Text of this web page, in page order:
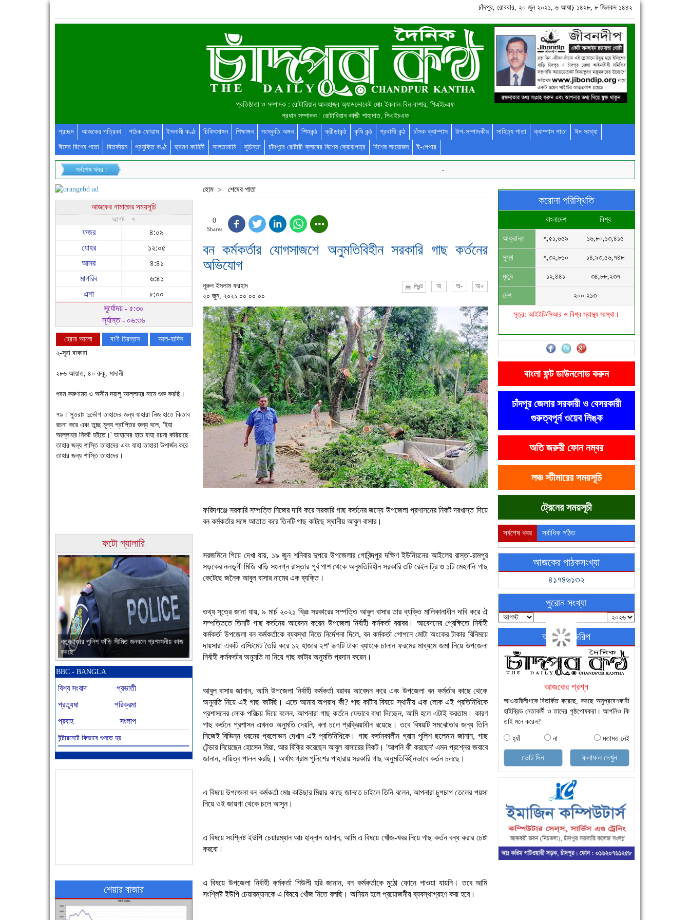
চাঁদপুর, রোববার, ২০ জুন ২০২১, ৬ আষাঢ় ১৪২৮, ৮ জিলকদ ১৪৪২
প্রতিষ্ঠাতা ও সম্পাদক : রোটারিয়ান আলহাজ্ব অ্যাডভোকেট মোঃ ইকবাল-বিন-বাশার, পিএইচএফ
প্রধান সম্পাদক : রোটারিয়ান কাজী শাহাদাত, পিএইচএফ
প্রচ্ছদ আজকের পত্রিকা পাঠক ফোরাম ইসলামী কণ্ঠ চিকিৎসাঙ্গন শিক্ষাঙ্গন সংস্কৃতি অঙ্গন শিশুকন্ঠ ক্রীড়াকন্ঠ কৃষি কন্ঠ প্রবাসী কন্ঠ চাঁসক ক্যাম্পাস উপ-সম্পাদকীয় সাহিত্য পাতা ক্যাম্পাস পাতা
ঈদ সংখ্যা
ঈদের বিশেষ পাতা
বিতর্কায়ন প্রযুক্তি কণ্ঠ ভ্রমণ কাহিনী সালতামামি সুচিন্তা চাঁদপুরে রোটারী ক্লাবের বিশেষ ক্রোড়পত্র বিশেষ আয়োজন ই-পেপার
সর্বশেষ খবর :
আজকের নামাজের সময়সূচি
আগষ্ট - ৭
ফজর
৪:০৯
যোহর
১২:০৫
আসর
৪:৪১
মাগরিব
৬:৪১
এশা
৮:০০
সূর্যোদয় - ৫:৩০
সূর্যাস্ত - ০৬:৩৬
হেরার আলো বাণী চিরন্তন
আল-হাদিস
২-সূরা বাকারা
২৮৬ আয়াত, ৪০ রুকু, মাদানী
পরম করুণাময় ও অসীম দয়ালু আল্লাহর নামে শুরু করছি।
৭৯। সুতরাং দুর্ভোগ তাহাদের জন্য যাহারা নিজ হাতে কিতাব
রচনা করে এবং তুচ্ছ মূল্য প্রাপ্তির জন্য বলে, 'ইহা
আল্লাহর নিকট হইতে।' তাহাদের হাত যাহা রচনা করিয়াছে
তাহার জন্য শাস্তি তাহাদের এবং যাহা তাহারা উপার্জন করে
তাহার জন্য শাস্তি তাহাদের।
ফটো গ্যালারি
চাঁদপুরে উই-এর প্রথম নানা ধরনের পণ্যের সমারোহ
চাঁদপুরের মানুষ তাদের পুরোটা দিয়ে আমাকে আপন করে
নতুনবাজার পুলিশ ফাঁড়ি সীমিত জনবলে প্রশংসনীয় কাজ
করছে
আজ বিশিষ্ট শিক্ষাবিদ এ.টি. আহমেদ হোসাইন রুশদীর
৪৬তম মৃত্যুবার্ষিকী
BBC - BANGLA
বিশ্ব সংবাদ
প্রভাতী
প্রত্যুষা
পরিক্রমা
প্রবাহ
সংলাপ
ইন্টারনেটে কিভাবে শুনতে হয়
শেয়ার বাজার
হোম > শেষের পাতা
0
Shares
বন কর্মকর্তার যোগসাজশে অনুমতিবিহীন সরকারি গাছ কর্তনের
অভিযোগ
নূরুল ইসলাম ফরহাদ
২০ জুন, ২০২১ ০০:০০:০০
প্রিন্ট অ অ- অ+
ফরিদগঞ্জে সরকারি সম্পত্তি নিজের দাবি করে সরকারি গাছ কর্তনের জন্যে উপজেলা প্রশাসনের নিকট দরখাস্ত দিয়ে
বন কর্মকর্তার সঙ্গে আতাত করে তিনটি গাছ কাটছে স্থানীয় আবুল বাসার।
সরজমিনে গিয়ে দেখা যায়, ১৯ জুন শনিবার দুপরে উপজেলার গোবিন্দপুর দক্ষিণ ইউনিয়নের আইলের রাস্তা-রামপুর
সড়কের নলডুগী মিজি বাড়ি সংলগ্ন রাস্তার পূর্ব পাশ থেকে অনুমতিবিহীন সরকারি ৩টি রেইন ট্রি ও ১টি মেহগনি গাছ
কেটেছে জনৈক আবুল বাসার নামের এক ব্যক্তি।
তথ্য সূত্রে জানা যায়, ৯ মার্চ ২০২১ খ্রিঃ সরকারের সম্পত্তি আবুল বাসার তার ব্যক্তি মালিকানাধীন দাবি করে ঐ
সম্পত্তিতে তিনটি গাছ কর্তনের আবেদন করেন উপজেলা নির্বাহী কর্মকর্তা বরাবর। আবেদনের প্রেক্ষিতে নির্বাহী
কর্মকর্তা উপজেলা বন কর্মকর্তাকে ব্যবস্থা নিতে নির্দেশনা দিলে, বন কর্মকর্তা গোপনে মোটা অংকের টাকার বিনিময়ে
দায়সারা একটি এস্টিমেট তৈরি করে ১২ হাজার ২শ' ৬৭টি টাকা ব্যাংকে চালান ফরমের মাধ্যমে জমা নিয়ে উপজেলা
নির্বাহী কর্মকর্তার অনুমতি না নিয়ে গাছ কাটার অনুমতি প্রদান করেন।
আবুল বাসার জানান, আমি উপজেলা নির্বাহী কর্মকর্তা বরাবর আবেদন করে এবং উপজেলা বন কর্মর্তার কাছে থেকে
অনুমতি নিয়ে এই গাছ কাটছি। এতে আমার অপরাধ কী? গাছ কাটার বিষয়ে স্থানীয় এক লোক এই প্রতিনিধিকে
প্রশাসনের লোক পরিচয় দিয়ে বলেন, আপনারা গাছ কর্তনে যেভাবে বাধা দিচ্ছেন, আমি হলে এটাই করতাম। কারণ
গাছ কর্তনে প্রশাসন এখনও অনুমতি দেয়নি, বলা চলে প্রক্রিয়াধীন রয়েছে। তবে বিষয়টি সমঝোতার জন্য তিনি
নিজেই বিভিন্ন ধরনের প্রলোভন দেখান এই প্রতিনিধিকে। গাছ কর্তনকালীন গ্রাম পুলিশ ছলেমান জানান, গাছ
টেন্ডার নিয়েছেন হোসেন মিয়া, আর বিক্রি করেছেন আবুল বাসারের নিকট। 'আপনি কী করছেন' এমন প্রশ্নের জবাবে
জানান, দায়িত্ব পালন করছি। অর্থাৎ গ্রাম পুলিশের পাহারায় সরকারি গাছ অনুমতিবিহীনভাবে কর্তন চলছে।
এ বিষয়ে উপজেলা বন কর্মকর্তা মোঃ কাউছার মিয়ার কাছে জানতে চাইলে তিনি বলেন, আপনারা চুপচাপ তেলের পয়সা
নিয়ে ওই জায়গা থেকে চলে আসুন।
এ বিষয়ে সংশ্লিষ্ট ইউপি চেয়ারম্যান আঃ হান্নান জানান, আমি এ বিষয়ে খোঁজ-খবর নিয়ে গাছ কর্তন বন্ধ করার চেষ্টা
করবো।
এ বিষয়ে উপজেলা নির্বাহী কর্মকর্তা শিউলী হরি জানান, বন কর্মকর্তাকে মুঠো ফোনে পাওয়া যায়নি। তবে আমি
সংশ্লিষ্ট ইউপি চেয়ারম্যানকে এ বিষয়ে খোঁজ নিতে বলছি। অনিয়ম হলে প্রয়োজনীয় ব্যবস্থাগ্রহণ করা হবে।
করোনা পরিস্থিতি
বাংলাদেশ বিশ্ব
আক্রান্ত ৭,৫১,৬৫৯ ১৬,৮০,১৩,৪১৫
সুস্থ ৭,৩২,৮১০ ১৪,৯৩,৫৬,৭৪৮
মৃত্যু ১২,৪৪১ ৩৪,৮৮,২৩৭
দেশ ২০০ ২১৩
সূত্র: আইইডিসিআর ও বিশ্ব স্বাস্থ্য সংস্থা।
বাংলা ফন্ট ডাউনলোড করুন
চাঁদপুর জেলার সরকারী ও বেসরকারী
গুরুত্বপূর্ন ওয়েব লিঙ্ক
অতি জরুরী ফোন নম্বর
লঞ্চ স্টীমারের সময়সূচি
ট্রেনের সময়সূচী
সর্বশেষ খবর সর্বাধিক পঠিত
আজকের পাঠকসংখ্যা
৪১৭৪৬১৩২
পুরোন সংখ্যা
অনলাইন জরিপ
আজকের প্রশ্ন
আওয়ামীলীগকে বিতর্কিত করেছে, করছে অনুপ্রবেশকারী
হাইব্রিড নেতাকর্মী ও তাদের পৃষ্ঠপোষকরা। আপনিও কি
তাই মনে করেন?
হ্যাঁ না মতামত নেই
ভোট দিন ফলাফল দেখুন